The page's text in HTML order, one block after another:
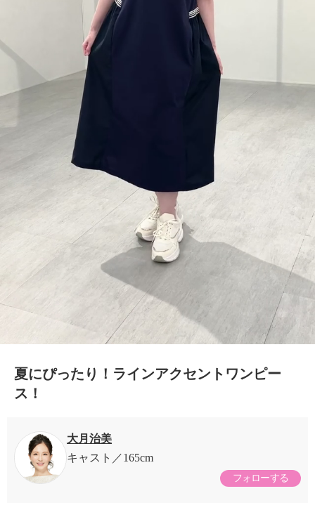
0:15/0:15
夏にぴったり！ラインアクセントワンピー
ス！
大月治美
キャスト
165cm
フォローする